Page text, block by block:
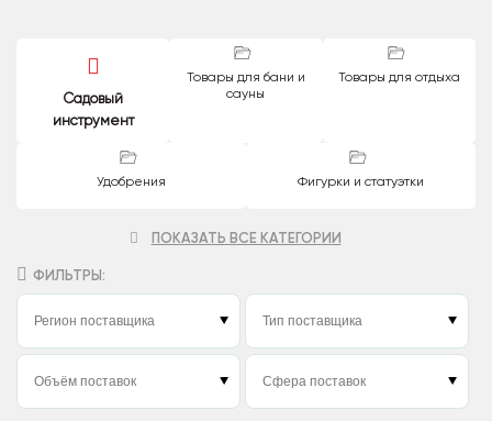
Садовый
инструмент
Товары для бани и
сауны
Товары для отдыха
Удобрения Фигурки и статуэтки
ПОКАЗАТЬ ВСЕ КАТЕГОРИИ
ФИЛЬТРЫ: